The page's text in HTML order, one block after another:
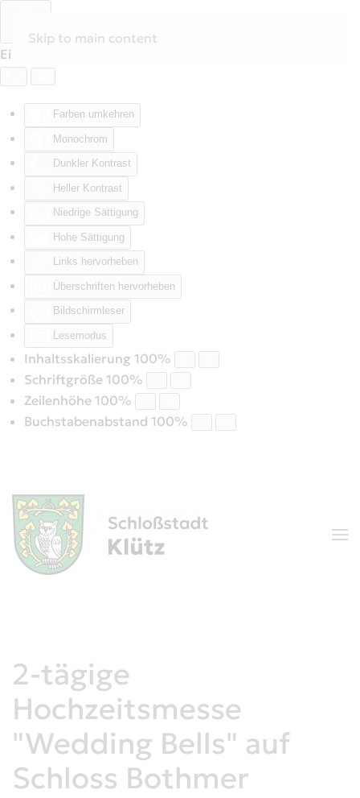
Eingabehilfen öffnen
Farben umkehren
Monochrom
Dunkler Kontrast
Heller Kontrast
Niedrige Sättigung
Hohe Sättigung
Links hervorheben
Überschriften hervorheben
Bildschirmleser
Lesemodus
Inhaltsskalierung 100%
Schriftgröße 100%
Zeilenhöhe 100%
Buchstabenabstand 100%
Skip to main content
2-tägige
Hochzeitsmesse
"Wedding Bells" auf
Schloss Bothmer